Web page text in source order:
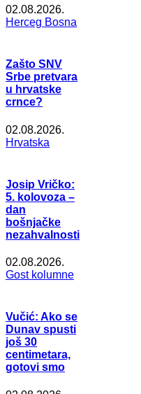
02.08.2026.
Herceg Bosna
Zašto SNV
Srbe pretvara
u hrvatske
crnce?
02.08.2026.
Hrvatska
Josip Vričko:
5. kolovoza –
dan
bošnjačke
nezahvalnosti
02.08.2026.
Gost kolumne
Vučić: Ako se
Dunav spusti
još 30
centimetara,
gotovi smo